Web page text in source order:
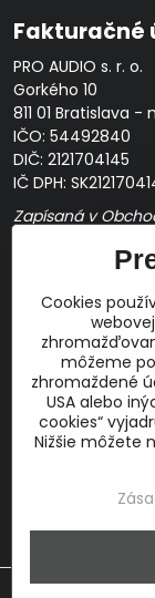
Fakturačné
PRO AUDIO s. r. o.
Gorkého 10
811 01 Bratislava
IČO: 54492840
DIČ: 2121704145
IČ DPH:
Zapísaná v
Prevádzková
E-mail:
Bankové
Slovenská
IBAN: SK48 0900
SWIFT: GIBASKBX
Predvoľby
Cookies
môžeme
zhromaždené
USA alebo
cookies“
Nižšie môžete
Táto stránka